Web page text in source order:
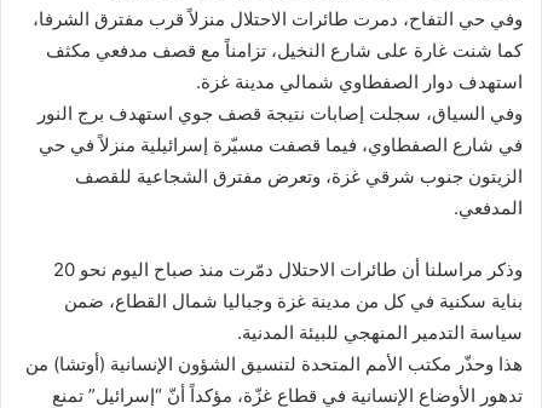
وفي حي التفاح، دمرت طائرات الاحتلال منزلاً قرب مفترق الشرفا،
كما شنت غارة على شارع النخيل، تزامناً مع قصف مدفعي مكثف
استهدف دوار الصفطاوي شمالي مدينة غزة.
وفي السياق، سجلت إصابات نتيجة قصف جوي استهدف برج النور
في شارع الصفطاوي، فيما قصفت مسيّرة إسرائيلية منزلاً في حي
الزيتون جنوب شرقي غزة، وتعرض مفترق الشجاعية للقصف
المدفعي.
وذكر مراسلنا أن طائرات الاحتلال دمّرت منذ صباح اليوم نحو 20
بناية سكنية في كل من مدينة غزة وجباليا شمال القطاع، ضمن
سياسة التدمير المنهجي للبيئة المدنية.
هذا وحذّر مكتب الأمم المتحدة لتنسيق الشؤون الإنسانية (أوتشا) من
تدهور الأوضاع الإنسانية في قطاع غزّة، مؤكداً أنّ “إسرائيل” تمنع